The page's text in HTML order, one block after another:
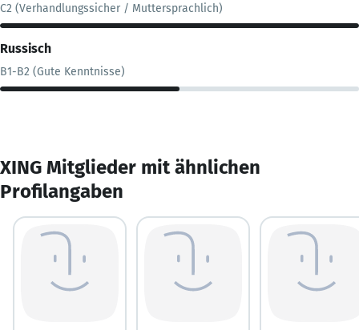
C2 (Verhandlungssicher / Muttersprachlich)
Russisch
B1-B2 (Gute Kenntnisse)
XING Mitglieder mit ähnlichen
Profilangaben